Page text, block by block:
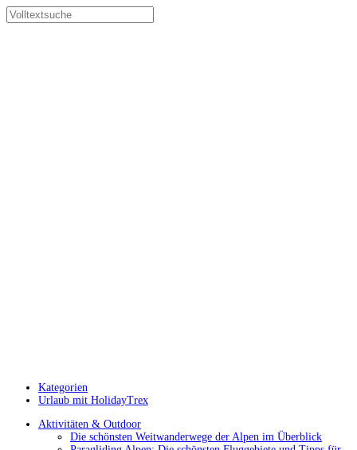
Kategorien
Urlaub mit HolidayTrex
Aktivitäten & Outdoor
Die schönsten Weitwanderwege der Alpen im Überblick